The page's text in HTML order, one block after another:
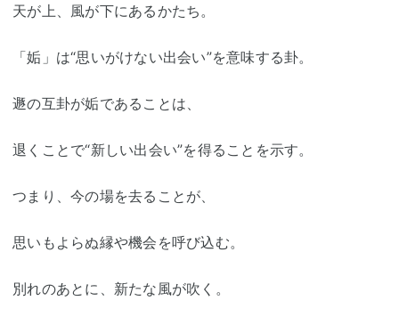
天が上、風が下にあるかたち。
「姤」は“思いがけない出会い”を意味する卦。
遯の互卦が姤であることは、
退くことで“新しい出会い”を得ることを示す。
つまり、今の場を去ることが、
思いもよらぬ縁や機会を呼び込む。
別れのあとに、新たな風が吹く。